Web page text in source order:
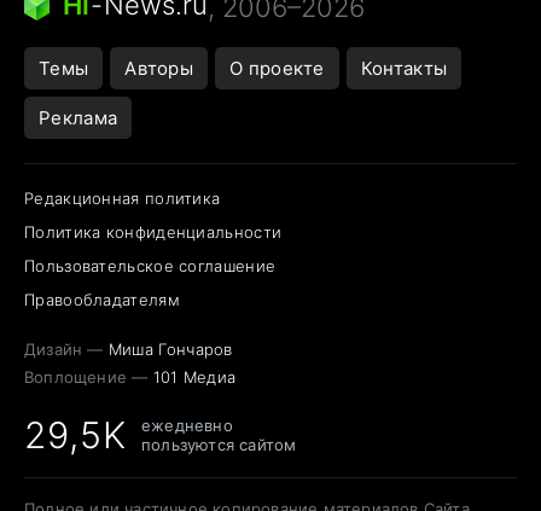
, 2006–2026
Темы Авторы О проекте Контакты
Реклама
Редакционная политика
Политика конфиденциальности
Пользовательское соглашение
Правообладателям
Дизайн — Миша Гончаров
Воплощение — 101 Медиа
29,5K
ежедневно
пользуются сайтом